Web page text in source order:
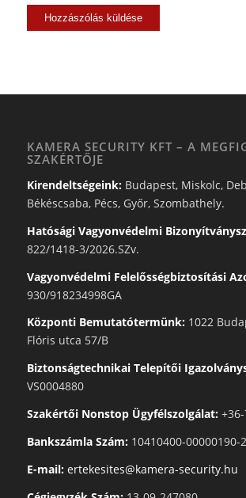
KAMERA SECURITY KFT – A
SZAKÉRTŐJE
Kirendeltségeink:Budapest, Miskolc,
Békéscsaba, Pécs, Győr, Szombathely.
Hatósági Vagyonvédelmi
822/1418-3/2026.SZv.
Vagyonvédelmi Felelősségbiztosítási
930/918234998GA
Központi Bemutatótermünk:1022
Flóris utca 57/B
Biztonságtechnikai Telepítői
VS0004880
Szakértői Nonstop Ügyfélszolgálat:+36-
Bankszámla Szám:10410400-00000190-
E-mail: ertekesites@kamera-security.hu